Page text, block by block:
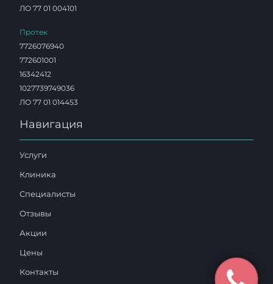
ЛО 77 01 004101
Протек
7726076940
772601001
16342412
1027739749036
ЛО 77 01 014453
Навигация
Услуги
Клиника
Специалисты
Отзывы
Акции
Цены
Контакты